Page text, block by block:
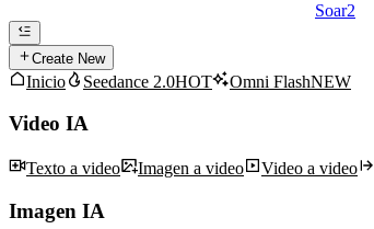
Soar2
Create New
Inicio Seedance 2.0HOT Omni FlashNEW
Video IA
Texto a video Imagen a video Video a video
Imagen IA